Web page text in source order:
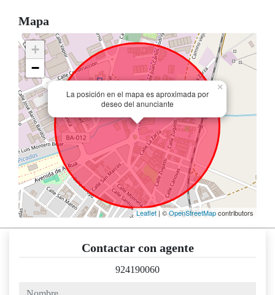
Mapa
La posición en el mapa es aproximada por
deseo del anunciante
×
+
−
Leaflet | ©OpenStreetMapcontributors
Contactar con agente
924190060
nombre